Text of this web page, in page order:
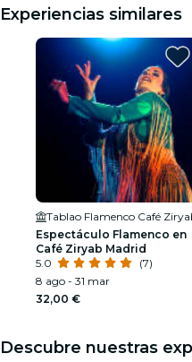
Experiencias similares
Tablao Flamenco Café
Espectáculo Flamenco en
Café Ziryab Madrid
5.0
(7)
8 ago - 31 mar
32,00 €
Descubre nuestras